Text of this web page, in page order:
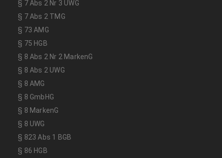
§ 7 Abs 2 Nr 3 UWG
§ 7 Abs 2 TMG
§ 73 AMG
§ 75 HGB
§ 8 Abs 2 Nr 2 MarkenG
§ 8 Abs 2 UWG
§ 8 AMG
§ 8 GmbHG
§ 8 MarkenG
§ 8 UWG
§ 823 Abs 1 BGB
§ 86 HGB